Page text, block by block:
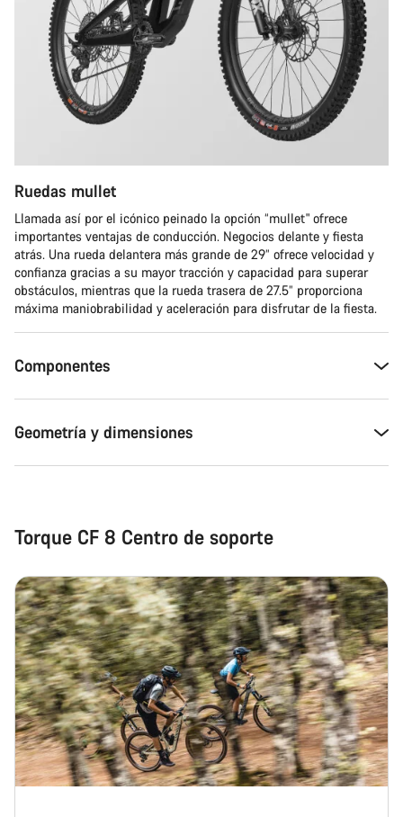
Ruedas mullet
Llamada así por el icónico peinado la opción “mullet" ofrece
importantes ventajas de conducción. Negocios delante y fiesta
atrás. Una rueda delantera más grande de 29” ofrece velocidad y
confianza gracias a su mayor tracción y capacidad para superar
obstáculos, mientras que la rueda trasera de 27.5” proporciona
máxima maniobrabilidad y aceleración para disfrutar de la fiesta.
Componentes
Geometría y dimensiones
Torque CF 8 Centro de soporte